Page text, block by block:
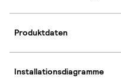
Produktdaten
Installationsdiagramme